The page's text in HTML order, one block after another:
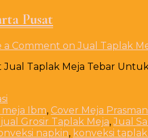
Pusat
a Comment on Jual Taplak
Taplak Meja Tebar
meja Ibm, Cover Meja
jual Grosir Taplak Meja,Jual
napkin, konveksi